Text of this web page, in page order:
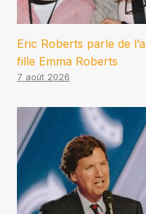
Eric Roberts parle de
fille Emma Roberts
7 août 2026